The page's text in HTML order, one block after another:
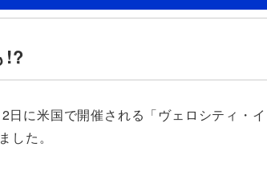
!?
に米国で開催される「ヴェロシティ・
した。